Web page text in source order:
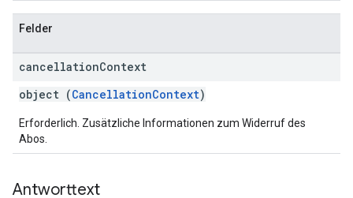
Felder
cancellationContext
object (CancellationContext)
Erforderlich. Zusätzliche Informationen zum Widerruf des
Abos.
Antworttext